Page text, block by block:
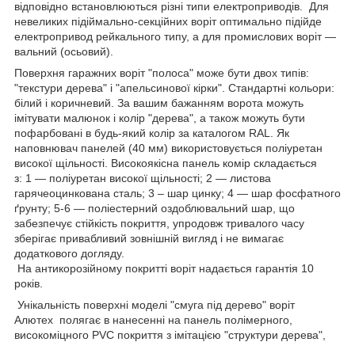
відповідно встановлюються різні типи електроприводів. Для
невеликих підіймально-секційних воріт оптимально підійде
електропривод рейкального типу, а для промислових воріт —
вальний (осьовий).
Поверхня гаражних воріт "полоса" може бути двох типів:
"текстури дерева" і "апельсинової кірки". Стандартні кольори:
білий і коричневий. За вашим бажанням ворота можуть
імітувати малюнок і колір "дерева", а також можуть бути
пофарбовані в будь-який колір за каталогом RAL. Як
наповнювач панелей (40 мм) використовується поліуретан
високої щільності. Високоякісна панель комір складається
з: 1 — поліуретан високої щільності; 2 — листова
гарячеоцинкована сталь; 3 – шар цинку; 4 — шар фосфатного
ґрунту; 5-6 — поліестерний оздоблювальний шар, що
забезпечує стійкість покриття, упродовж тривалого часу
зберігає привабливий зовнішній вигляд і не вимагає
додаткового догляду.
На антикорозійному покритті воріт надається гарантія 10
років.
Унікальність поверхні моделі "смуга під дерево" воріт
Алютех полягає в нанесенні на панель полімерного,
високоміцного PVC покриття з імітацією "структури дерева",